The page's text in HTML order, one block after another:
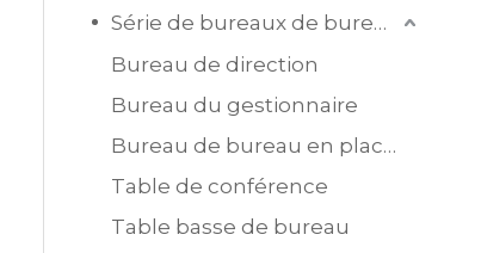
Série de bureaux de bureau
Bureau de direction
Bureau du gestionnaire
Bureau de bureau en placage MDF
Table de conférence
Table basse de bureau